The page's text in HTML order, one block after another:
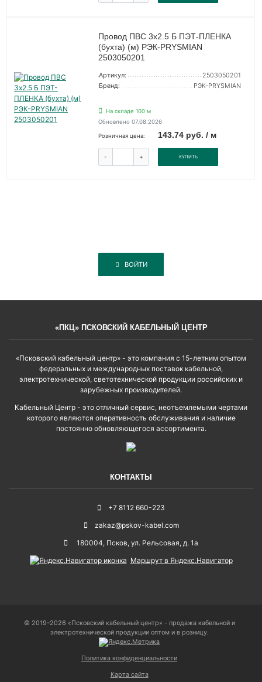
Провод ПВС 3х2.5 Б ПЭТ-ПЛЕНКА
(бухта) (м) РЭК-PRYSMIAN
2503050201
Артикул:
2503050201
Бренд:
РЭК-PRYSMIAN
На складе 100 м
Обновлено 07.08.2026
Розничная цена: 143.74 руб. / м
- + КУПИТЬ
ВОЙТИ
«ПКЦ» ПСКОВСКИЙ КАБЕЛЬНЫЙ ЦЕНТР
«Псковский кабельный центр» - это компания с 15-летним опытом
федеральных и международных поставок кабельной,
электротехнической, светотехнической продукции российских и
зарубежных производителей.
Кабельный Центр - это отличный сервис, неотъемлемыми чертами
которого являются оперативность обслуживания и наличие
постоянно обновляющегося ассортимента.
КОНТАКТЫ
+7 8112 660-223
zakaz@pskov-kabel.com
180004, Псков, ул. Рельсовая, д. 1а
Маршрут в Яндекс.Навигатор
© 2019–2026 «Псковский кабельный центр» - продажа кабельной и
электротехнической продукции оптом и в розницу.
Политика конфиденциальности
Карта сайта